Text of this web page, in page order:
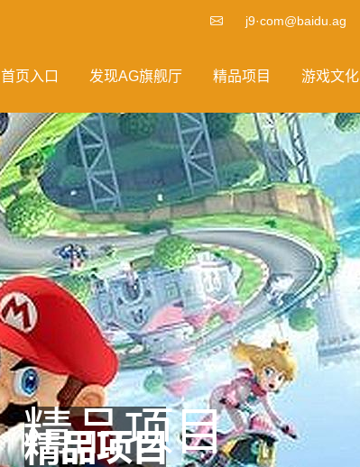
j9·com@baidu.ag
首页入口 发现AG旗舰厅 精品项目 游戏文化
精品项目